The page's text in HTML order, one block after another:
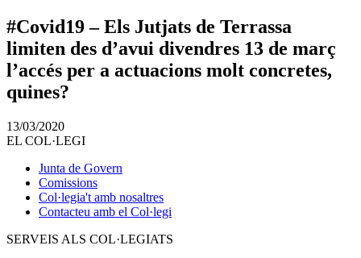
#Covid19 – Els Jutjats de Terrassa
limiten des d’avui divendres 13 de març
l’accés per a actuacions molt concretes,
quines?
13/03/2020
EL COL·LEGI
Junta de Govern
Comissions
Col·legia't amb nosaltres
Contacteu amb el Col·legi
SERVEIS ALS COL·LEGIATS